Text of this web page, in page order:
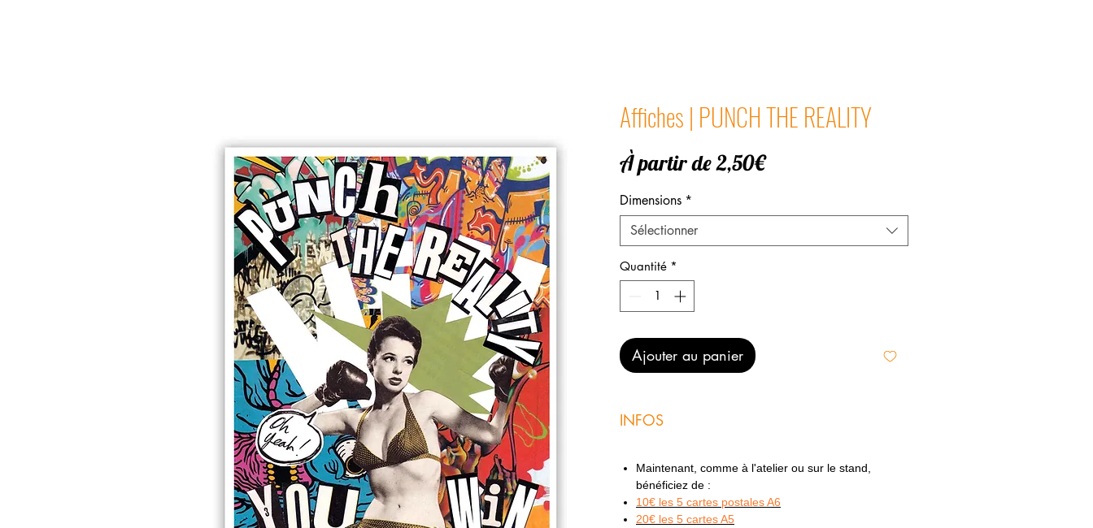
Affiches | PUNCH THE REALITY
À partir de2,50€Prix
Dimensions *
Sélectionner
Quantité *
Ajouter au panier
INFOS
Maintenant, comme à l'atelier ou sur le stand,
bénéficiez de :
10€ les 5 cartes postales A6
20€ les 5 cartes A5